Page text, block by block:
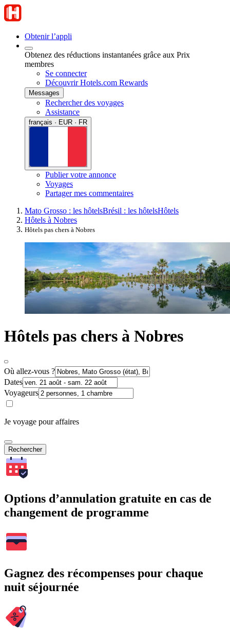
Obtenir l’appli
Obtenez des réductions instantanées grâce aux Prix
membres
Se connecter
Découvrir Hotels.com Rewards
Messages
Rechercher des voyages
Assistance
français · EUR · FR
Publier votre annonce
Voyages
Partager mes commentaires
Mato Grosso : les hôtelsBrésil : les hôtelsHôtels
Hôtels à Nobres
Hôtels pas chers à Nobres
Hôtels pas chers à Nobres
Où allez-vous ?
Dates
Voyageurs
Je voyage pour affaires
Rechercher
Options d’annulation gratuite en cas de
changement de programme
Gagnez des récompenses pour chaque
nuit séjournée